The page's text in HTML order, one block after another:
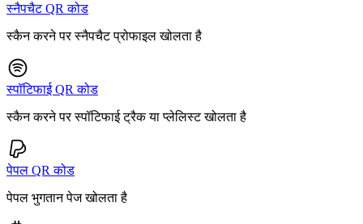
स्नैपचैट QR कोड
स्कैन करने पर स्नैपचैट प्रोफाइल खोलता है
स्पॉटिफाई QR कोड
स्कैन करने पर स्पॉटिफाई ट्रैक या प्लेलिस्ट खोलता है
पेपल QR कोड
पेपल भुगतान पेज खोलता है